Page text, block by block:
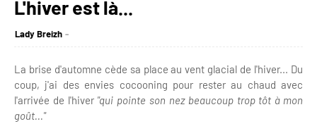
L'hiver est là...
Lady Breizh
La brise d'automne cède sa place au vent glacial de l'hiver... Du
coup, j'ai des envies cocooning pour rester au chaud avec
l'arrivée de l'hiver "qui pointe son nez beaucoup trop tôt à mon
goût..."